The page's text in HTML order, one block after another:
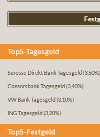
Top5-Tagesgeld
Suresse Direkt Bank Tagesgeld (3,50%)
Consorsbank Tagesgeld (3,40%)
VW Bank Tagesgeld (3,10%)
ING Tagesgeld (3,20%)
Top5-Festgeld